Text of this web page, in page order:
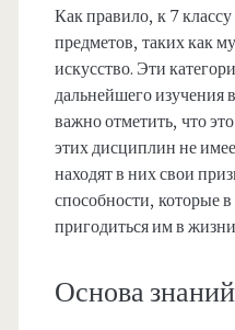
Как правило, к 7
предметов, таких как
искусство. Эти
дальнейшего изучения
важно отметить, что
этих дисциплин не
находят в них свои
способности, которые
пригодиться им в
Основа